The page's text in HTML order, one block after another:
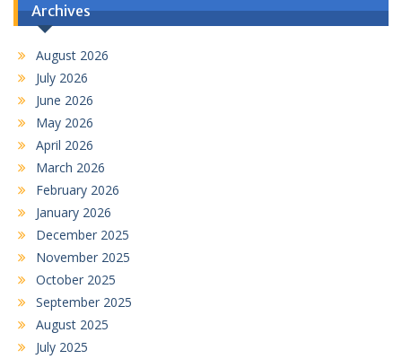
Archives
August 2026
July 2026
June 2026
May 2026
April 2026
March 2026
February 2026
January 2026
December 2025
November 2025
October 2025
September 2025
August 2025
July 2025